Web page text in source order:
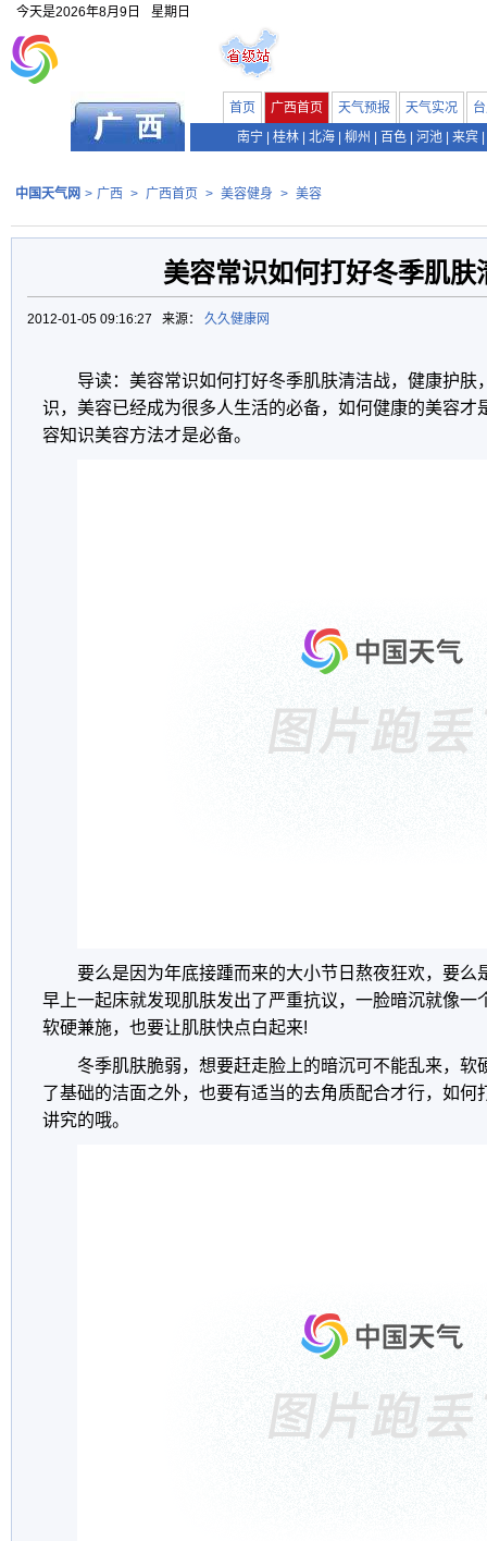
今天是2026年8月9日 星期日
首页 广西首页 天气预报 天气实况
南宁
桂林 北海 柳州 百色 河池 来宾
中国天气网 > 广西 > 广西首页 > 美容健身 > 美容
美容常识如何打好冬季肌肤
2012-01-05 09:16:27 来源： 久久健康网
导读：美容常识如何打好冬季肌肤清洁战，健康护肤
识，美容已经成为很多人生活的必备，如何健康的美容才
容知识美容方法才是必备。
要么是因为年底接踵而来的大小节日熬夜狂欢，要么
早上一起床就发现肌肤发出了严重抗议，一脸暗沉就像一
软硬兼施，也要让肌肤快点白起来!
冬季肌肤脆弱，想要赶走脸上的暗沉可不能乱来，软
了基础的洁面之外，也要有适当的去角质配合才行，如何
讲究的哦。